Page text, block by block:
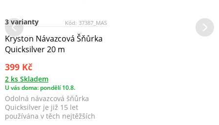
Kód: 37387_MAS
3 varianty
Kryston Návazcová Šňůrka
Quicksilver 20 m
399 Kč
2 ks Skladem
U vás doma: pondělí 10.8.
Odolná návazcová šňůrka
Quicksilver je již 15 let
používána v těch nejtěžších